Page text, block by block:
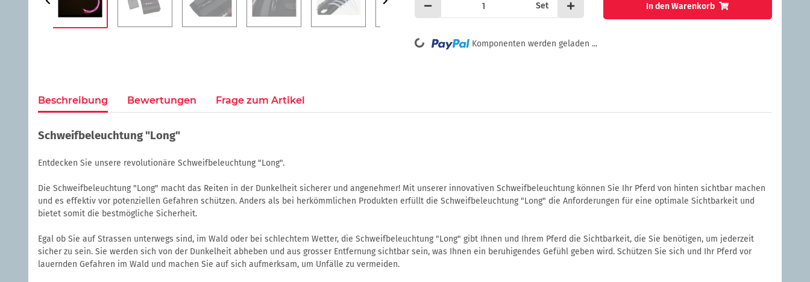
Set In den Warenkorb
Loading... Komponenten werden geladen ...
Beschreibung Bewertungen Frage zum Artikel
Schweifbeleuchtung "Long"
Entdecken Sie unsere revolutionäre Schweifbeleuchtung "Long".
Die Schweifbeleuchtung "Long" macht das Reiten in der Dunkelheit sicherer und angenehmer! Mit unserer innovativen Schweifbeleuchtung können Sie Ihr Pferd von hinten sichtbar machen
und es effektiv vor potenziellen Gefahren schützen. Anders als bei herkömmlichen Produkten erfüllt die Schweifbeleuchtung "Long" die Anforderungen für eine optimale Sichtbarkeit und
bietet somit die bestmögliche Sicherheit.
Egal ob Sie auf Strassen unterwegs sind, im Wald oder bei schlechtem Wetter, die Schweifbeleuchtung "Long" gibt Ihnen und Ihrem Pferd die Sichtbarkeit, die Sie benötigen, um jederzeit
sicher zu sein. Sie werden sich von der Dunkelheit abheben und aus grosser Entfernung sichtbar sein, was Ihnen ein beruhigendes Gefühl geben wird. Schützen Sie sich und Ihr Pferd vor
lauernden Gefahren im Wald und machen Sie auf sich aufmerksam, um Unfälle zu vermeiden.